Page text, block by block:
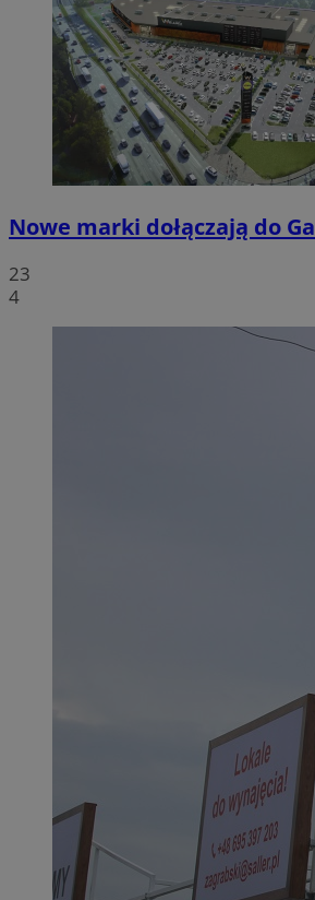
Nowe marki dołączają do
23
4